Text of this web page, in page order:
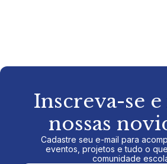
Inscreva-se
nossas
Cadastre seu e-mail para
eventos, projetos e tudo o
comunidade